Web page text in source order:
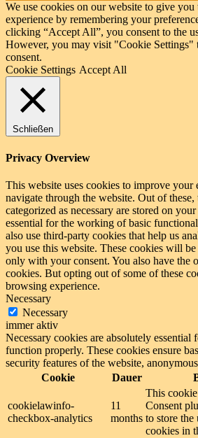
We use cookies on our website to give you
experience by remembering your
clicking “Accept All”, you consent to the
However, you may visit "Cookie Settings"
consent.
Cookie Settings Accept All
Schließen
Privacy Overview
This website uses cookies to improve your
navigate through the website. Out of these,
categorized as necessary are stored on
essential for the working of basic
also use third-party cookies that help us
you use this website. These cookies will
only with your consent. You also have the
cookies. But opting out of some of these
browsing experience.
Necessary
Necessary
immer aktiv
Necessary cookies are absolutely essential
function properly. These cookies ensure
security features of the website,
Cookie
Dauer
cookielawinfo-
checkbox-analytics
11
months
This
Consent
to store the
cookies in